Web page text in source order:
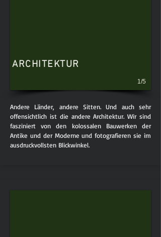
1/5
ARCHITEKTUR
Andere Länder, andere Sitten. Und auch sehr
offensichtlich ist die andere Architektur. Wir sind
fasziniert von den kolossalen Bauwerken der
Antike und der Moderne und fotografieren sie im
ausdruckvollsten Blickwinkel.